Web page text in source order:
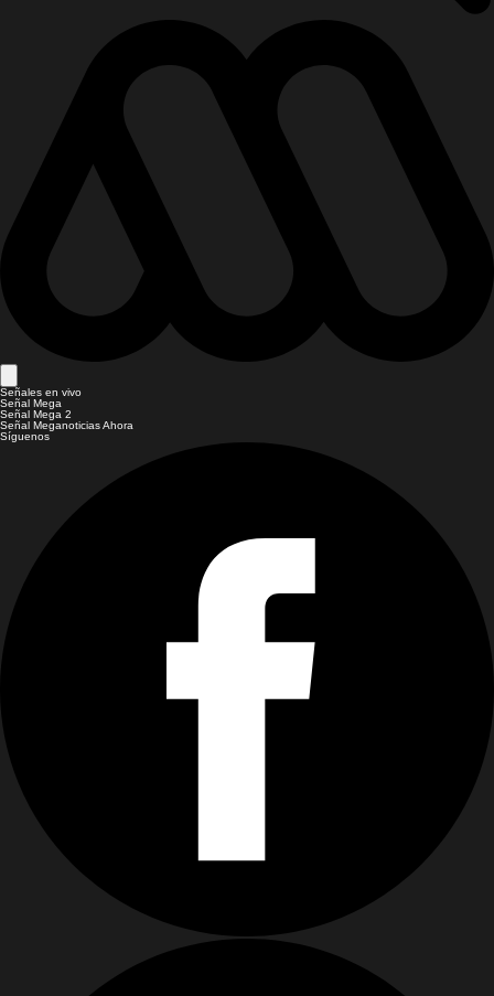
Señales en vivo
Señal Mega
Señal Mega 2
Señal Meganoticias Ahora
Síguenos